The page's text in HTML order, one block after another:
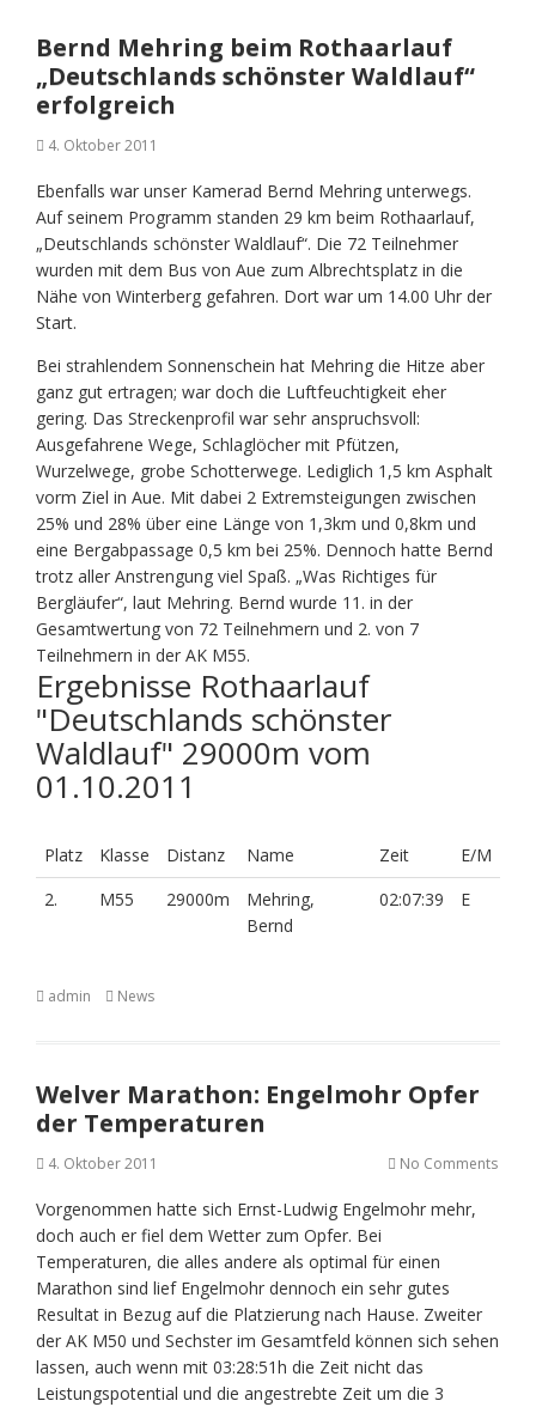
Bernd Mehring beim Rothaarlauf
„Deutschlands schönster Waldlauf“
erfolgreich
4. Oktober 2011
Ebenfalls war unser Kamerad Bernd Mehring unterwegs.
Auf seinem Programm standen 29 km beim Rothaarlauf,
„Deutschlands schönster Waldlauf“. Die 72 Teilnehmer
wurden mit dem Bus von Aue zum Albrechtsplatz in die
Nähe von Winterberg gefahren. Dort war um 14.00 Uhr der
Start.
Bei strahlendem Sonnenschein hat Mehring die Hitze aber
ganz gut ertragen; war doch die Luftfeuchtigkeit eher
gering. Das Streckenprofil war sehr anspruchsvoll:
Ausgefahrene Wege, Schlaglöcher mit Pfützen,
Wurzelwege, grobe Schotterwege. Lediglich 1,5 km Asphalt
vorm Ziel in Aue. Mit dabei 2 Extremsteigungen zwischen
25% und 28% über eine Länge von 1,3km und 0,8km und
eine Bergabpassage 0,5 km bei 25%. Dennoch hatte Bernd
trotz aller Anstrengung viel Spaß. „Was Richtiges für
Bergläufer“, laut Mehring. Bernd wurde 11. in der
Gesamtwertung von 72 Teilnehmern und 2. von 7
Teilnehmern in der AK M55.
Ergebnisse Rothaarlauf
"Deutschlands schönster
Waldlauf" 29000m vom
01.10.2011
Platz Klasse Distanz Name Zeit
E/M
2.
M55 29000m
Mehring,
Bernd
02:07:39 E
admin News
Welver Marathon: Engelmohr Opfer
der Temperaturen
4. Oktober 2011 No Comments
Vorgenommen hatte sich Ernst-Ludwig Engelmohr mehr,
doch auch er fiel dem Wetter zum Opfer. Bei
Temperaturen, die alles andere als optimal für einen
Marathon sind lief Engelmohr dennoch ein sehr gutes
Resultat in Bezug auf die Platzierung nach Hause. Zweiter
der AK M50 und Sechster im Gesamtfeld können sich sehen
lassen, auch wenn mit 03:28:51h die Zeit nicht das
Leistungspotential und die angestrebte Zeit um die 3